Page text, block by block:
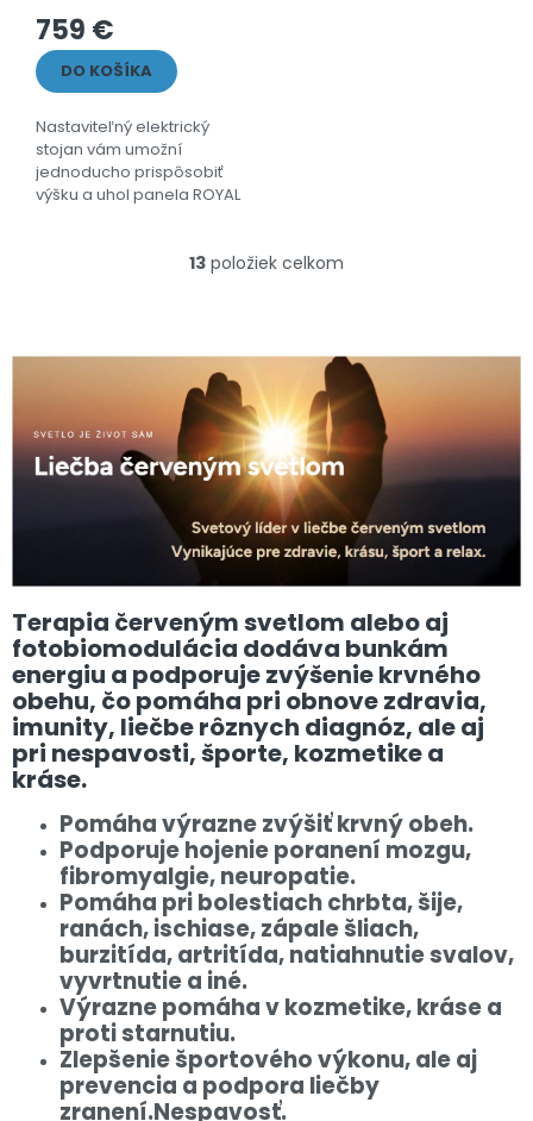
759 €
DO KOŠÍKA
Nastaviteľný elektrický
stojan vám umožní
jednoducho prispôsobiť
výšku a uhol panela ROYAL
O
d
c
i
e
p
r
v
k
y
v
ý
p
i
s
u
13 položiek celkom
Terapia červeným svetlom alebo aj
fotobiomodulácia dodáva bunkám
energiu a podporuje zvýšenie krvného
obehu, čo pomáha pri obnove zdravia,
imunity, liečbe rôznych diagnóz, ale aj
pri nespavosti, športe, kozmetike a
kráse.
Pomáha výrazne zvýšiť krvný obeh.
Podporuje hojenie poranení mozgu,
fibromyalgie, neuropatie.
Pomáha pri bolestiach chrbta, šije,
ranách, ischiase, zápale šliach,
burzitída, artritída, natiahnutie svalov,
vyvrtnutie a iné.
Výrazne pomáha v kozmetike, kráse a
proti starnutiu.
Zlepšenie športového výkonu, ale aj
prevencia a podpora liečby
zranení.Nespavosť.